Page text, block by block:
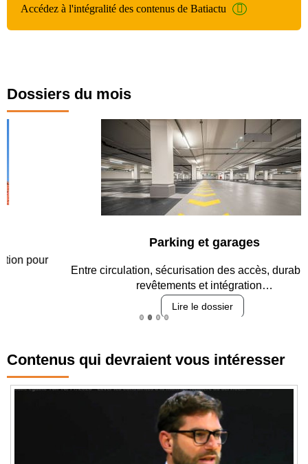
Accédez à l'intégralité des contenus de Batiactu
Dossiers du mois
Parking et garages
Entre circulation, sécurisation des accès, durabilité des
revêtements et intégration…
Lire le dossier
Contenus qui devraient vous intéresser